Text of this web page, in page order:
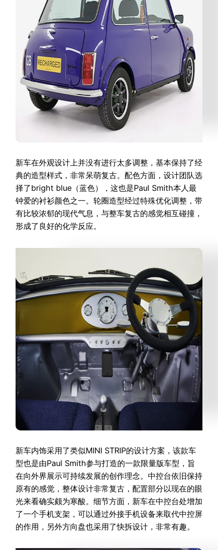
新车在外观设计上并没有进行太多调整，基本保持了经
典的造型样式，非常呆萌复古。配色方面，设计团队选
择了bright blue（蓝色），这也是Paul Smith本人最
钟爱的衬衫颜色之一。轮圈造型经过特殊优化调整，带
有比较浓郁的现代气息，与整车复古的感觉相互碰撞，
形成了良好的化学反应。
新车内饰采用了类似MINI STRIP的设计方案，该款车
型也是由Paul Smith参与打造的一款限量版车型，旨
在向外界展示可持续发展的创作理念。中控台依旧保持
原有的感觉，整体设计非常复古，配置部分以现在的眼
光来看确实颇为寒酸。细节方面，新车在中控台处增加
了一个手机支架，可以通过外接手机设备来取代中控屏
的作用，另外方向盘也采用了快拆设计，非常有趣。